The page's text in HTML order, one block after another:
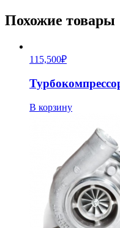
Похожие товары
115,500₽
В корзину